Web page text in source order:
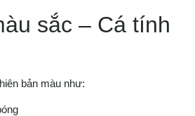
sắc – Cá tính
bản màu như: